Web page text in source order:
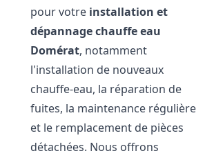
pour votre installation et
dépannage chauffe eau
Domérat, notamment
l'installation de nouveaux
chauffe-eau, la réparation de
fuites, la maintenance régulière
et le remplacement de pièces
détachées. Nous offrons